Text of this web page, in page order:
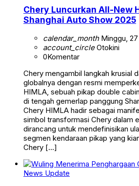
Chery Luncurkan All-New
Shanghai Auto Show 2025
calendar_monthMinggu, 27
account_circleOtokini
0Komentar
Chery mengambil langkah krusial
globalnya dengan resmi
HIMLA, sebuah pikap double
di tengah gemerlap panggung
Chery HIMLA hadir sebagai
simbol transformasi Chery dalam
dirancang untuk mendefinisikan
segmen kendaraan pikap yang
Chery […]
News Update